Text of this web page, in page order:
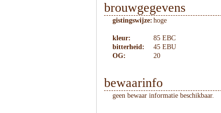
brouwgegevens
gistingswijze: hoge
kleur:
85 EBC
bitterheid:
45 EBU
OG:
20
bewaarinfo
geen bewaar informatie beschikbaar.